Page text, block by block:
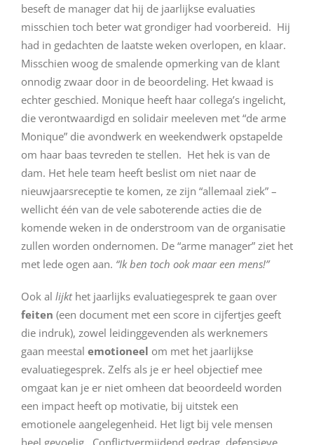
beseft de manager dat hij de jaarlijkse evaluaties
misschien toch beter wat grondiger had voorbereid. Hij
had in gedachten de laatste weken overlopen, en klaar.
Misschien woog de smalende opmerking van de klant
onnodig zwaar door in de beoordeling. Het kwaad is
echter geschied. Monique heeft haar collega’s ingelicht,
die verontwaardigd en solidair meeleven met “de arme
Monique” die avondwerk en weekendwerk opstapelde
om haar baas tevreden te stellen. Het hek is van de
dam. Het hele team heeft beslist om niet naar de
nieuwjaarsreceptie te komen, ze zijn “allemaal ziek” –
wellicht één van de vele saboterende acties die de
komende weken in de onderstroom van de organisatie
zullen worden ondernomen. De “arme manager” ziet het
met lede ogen aan. “Ik ben toch ook maar een mens!”
Ook al lijkthet jaarlijks evaluatiegesprek te gaan over
feiten (een document met een score in cijfertjes geeft
die indruk), zowel leidinggevenden als werknemers
gaan meestal emotioneel om met het jaarlijkse
evaluatiegesprek. Zelfs als je er heel objectief mee
omgaat kan je er niet omheen dat beoordeeld worden
een impact heeft op motivatie, bij uitstek een
emotionele aangelegenheid. Het ligt bij vele mensen
heel gevoelig. Conflictvermijdend gedrag, defensieve